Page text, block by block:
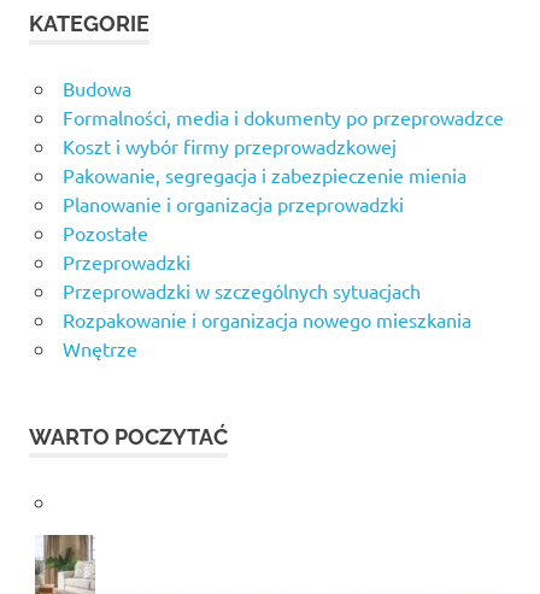
KATEGORIE
Budowa
Formalności, media i dokumenty po przeprowadzce
Koszt i wybór firmy przeprowadzkowej
Pakowanie, segregacja i zabezpieczenie mienia
Planowanie i organizacja przeprowadzki
Pozostałe
Przeprowadzki
Przeprowadzki w szczególnych sytuacjach
Rozpakowanie i organizacja nowego mieszkania
Wnętrze
WARTO POCZYTAĆ